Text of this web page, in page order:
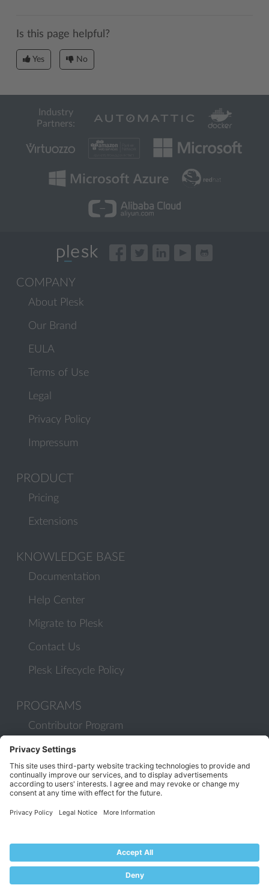
Is this page helpful?
Yes No
Industry
Partners:
COMPANY
About Plesk
Our Brand
EULA
Terms of Use
Legal
Privacy Policy
Impressum
PRODUCT
Pricing
Extensions
KNOWLEDGE BASE
Documentation
Help Center
Migrate to Plesk
Contact Us
Plesk Lifecycle Policy
PROGRAMS
Contributor Program
Partner Program
COMMUNITY